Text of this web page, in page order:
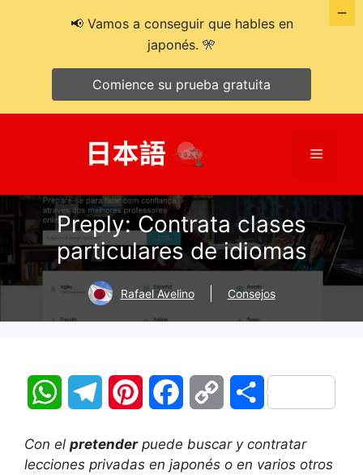
Menú
Preply: Contrata clases
particulares de idiomas
Rafael Avelino Consejos
W
a l n c p
C
m
Con el pretenderpuede buscar y contratar
lecciones privadas en japonés o en varios otros
📢 Vamos a conseguir que hables en
japonés. 🎌
Comience su prueba gratuita